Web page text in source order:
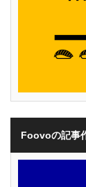
Foovoの記事